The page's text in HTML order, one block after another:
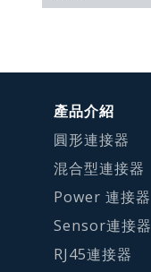
產品介紹
圓形連接器
混合型連接器
Power 連接器
Sensor連接器
RJ45連接器